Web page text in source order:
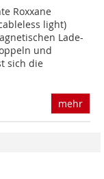
Roxxane
light)
Lade-
und
sich die
mehr